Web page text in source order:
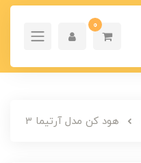
0
هود کن مدل آرتیما 3